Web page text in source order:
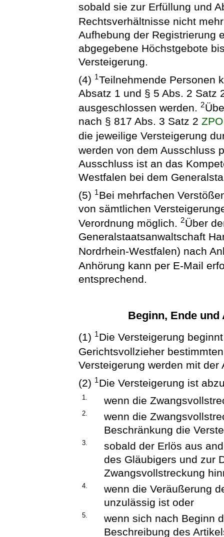
sobald sie zur Erfüllung und
Rechtsverhältnisse nicht
Aufhebung der Registrierung
abgegebene Höchstgebote
Versteigerung.
(4) 1Teilnehmende Personen
Absatz 1 und § 5 Abs. 2 Satz
ausgeschlossen werden.2
nach § 817 Abs. 3 Satz 2ZPO
die jeweilige Versteigerung
werden von dem Ausschluss
Ausschluss ist an das
Westfalen bei dem
(5) 1Bei mehrfachen
von sämtlichen
Verordnung möglich.2Über
Generalstaatsanwaltschaft
Nordrhein-Westfalen) nach
Anhörung kann per E-Mail
entsprechend.
Beginn, Ende
(1) 1Die Versteigerung
Gerichtsvollzieher
Versteigerung werden mit
(2) 1Die Versteigerung ist
1. wenn die
2.
wenn die
Beschränkung die
3.
sobald der Erlös aus
des Gläubigers und zur
Zwangsvollstreckung
4.
wenn die Veräußerung
unzulässig ist oder
5.
wenn sich nach Beginn
Beschreibung des